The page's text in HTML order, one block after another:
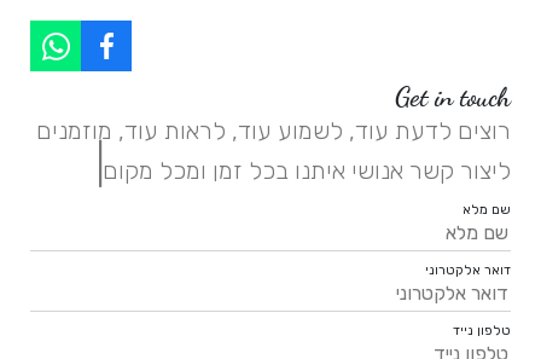
Get in touch
רוצים לדעת עוד, לשמוע עוד, לראות עוד, מוזמנים
ליצור קשר אנושי איתנו בכל זמן ומכל מקום.
|
שם מלא
דואר אלקטרוני
טלפון נייד